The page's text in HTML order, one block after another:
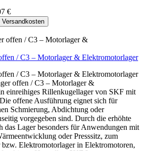
€
/ C3 – Motorlager & Elektromotorlager
/ C3 – Motorlager & Elektromotorlager
offen / C3 – Motorlager &
einreihiges Rillenkugellager von SKF mit
offene Ausführung eignet sich für
Schmierung, Abdichtung oder
vorgegeben sind. Durch die erhöhte
das Lager besonders für Anwendungen mit
oder Presssitz, zum
Elektromotorlager in Elektromotoren,